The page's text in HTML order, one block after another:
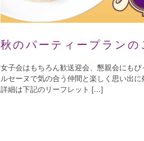
秋のパーティープランの
女子会はもちろん歓送迎会、懇親会にも
ルセーヌで気の合う仲間と楽しく思い出
詳細は下記のリーフレット […]